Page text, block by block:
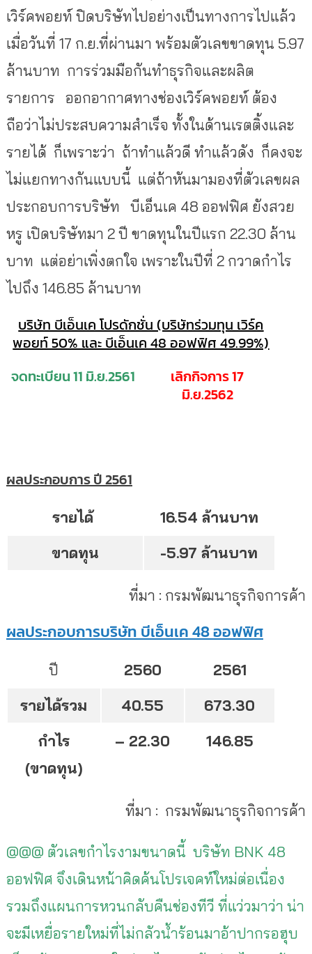
เวิร์คพอยท์ ปิดบริษัทไปอย่างเป็นทางการไปแล้ว
เมื่อวันที่ 17 ก.ย.ที่ผ่านมา พร้อมตัวเลขขาดทุน 5.97
ล้านบาท การร่วมมือกันทำธุรกิจและผลิต
รายการ ออกอากาศทางช่องเวิร์คพอยท์ ต้อง
ถือว่าไม่ประสบความสำเร็จ ทั้งในด้านเรตติ้งและ
รายได้ ก็เพราะว่า ถ้าทำแล้วดี ทำแล้วดัง ก็คงจะ
ไม่แยกทางกันแบบนี้ แต่ถ้าหันมามองที่ตัวเลขผล
ประกอบการบริษัท บีเอ็นเค 48 ออฟฟิศ ยังสวย
หรู เปิดบริษัทมา 2 ปี ขาดทุนในปีแรก 22.30 ล้าน
บาท แต่อย่าเพิ่งตกใจ เพราะในปีที่ 2 กวาดกำไร
ไปถึง 146.85 ล้านบาท
บริษัท บีเอ็นเค โปรดักชั่น (บริษัทร่วมทุน เวิร์ค
พอยท์ 50% และ บีเอ็นเค 48 ออฟฟิศ 49.99%)
จดทะเบียน 11 มิ.ย.2561
เลิกกิจการ 17
มิ.ย.2562
ผลประกอบการ ปี 2561
รายได้
16.54 ล้านบาท
ขาดทุน
-5.97 ล้านบาท
ที่มา : กรมพัฒนาธุรกิจการค้า
ผลประกอบการบริษัท บีเอ็นเค 48 ออฟฟิศ
ปี 2560
2561
รายได้รวม
40.55
673.30
กำไร
(ขาดทุน)
– 22.30 146.85
ที่มา : กรมพัฒนาธุรกิจการค้า
@@@ ตัวเลขกำไรงามขนาดนี้ บริษัท BNK 48
ออฟฟิศ จึงเดินหน้าคิดค้นโปรเจคท์ใหม่ต่อเนื่อง
รวมถึงแผนการหวนกลับคืนช่องทีวี ที่แว่วมาว่า น่า
จะมีเหยื่อรายใหม่ที่ไม่กลัวน้ำร้อนมาอ้าปากรอฮุบ